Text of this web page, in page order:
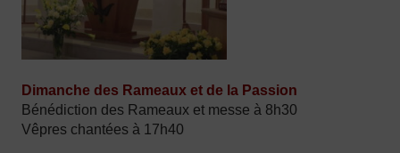
Dimanche des Rameaux et de la Passion
Bénédiction des Rameaux et messe à 8h30
Vêpres chantées à 17h40